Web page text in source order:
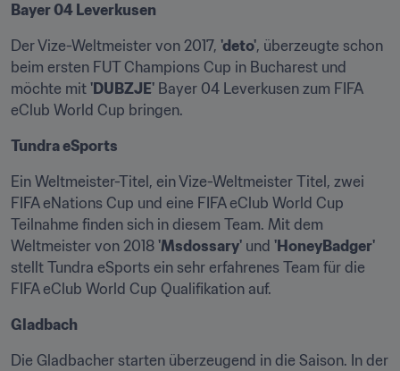
Bayer 04 Leverkusen
Der Vize-Weltmeister von 2017, 'deto', überzeugte schon
beim ersten FUT Champions Cup in Bucharest und
möchte mit 'DUBZJE' Bayer 04 Leverkusen zum FIFA
eClub World Cup bringen.
Tundra eSports
Ein Weltmeister-Titel, ein Vize-Weltmeister Titel, zwei
FIFA eNations Cup und eine FIFA eClub World Cup
Teilnahme finden sich in diesem Team. Mit dem
Weltmeister von 2018 'Msdossary' und 'HoneyBadger'
stellt Tundra eSports ein sehr erfahrenes Team für die
FIFA eClub World Cup Qualifikation auf.
Gladbach
Die Gladbacher starten überzeugend in die Saison. In der